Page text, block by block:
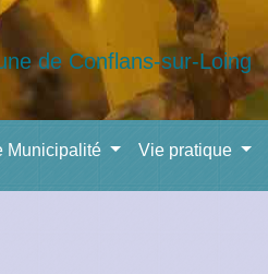
Municipalité Vie pratique